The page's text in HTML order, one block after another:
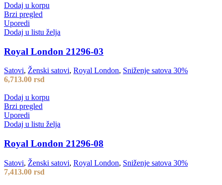
Dodaj u korpu
Brzi pregled
Uporedi
Dodaj u listu želja
Royal London 21296-03
Satovi, Ženski satovi, Royal London, Sniženje satova 30%
6,713.00 rsd
Dodaj u korpu
Brzi pregled
Uporedi
Dodaj u listu želja
Royal London 21296-08
Satovi, Ženski satovi, Royal London, Sniženje satova 30%
7,413.00 rsd